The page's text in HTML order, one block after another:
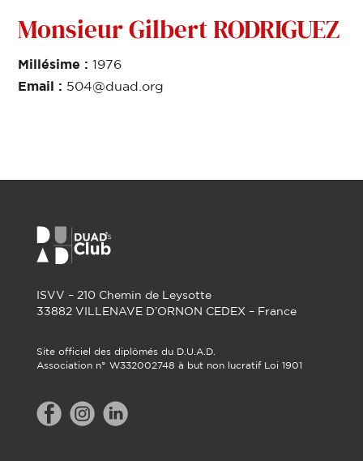
Monsieur Gilbert RODRIGUEZ
Millésime :1976
Email : 504@duad.org
ISVV – 210 Chemin de Leysotte
33882 VILLENAVE D’ORNON CEDEX – France
Site officiel des diplômés du D.U.A.D.
Association n° W332002748 à but non lucratif Loi 1901